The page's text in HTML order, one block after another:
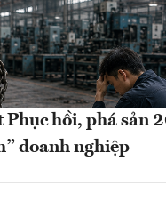
Phục hồi, phá sản
doanh nghiệp